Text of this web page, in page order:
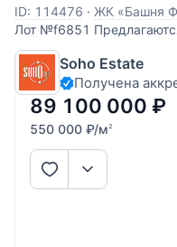
ID: 114476 · ЖК «Башня
Лот №f6851
отделки. Панорамное
потолки.Soho Estate
Получена
89 100 000 ₽
550 000 ₽/м2